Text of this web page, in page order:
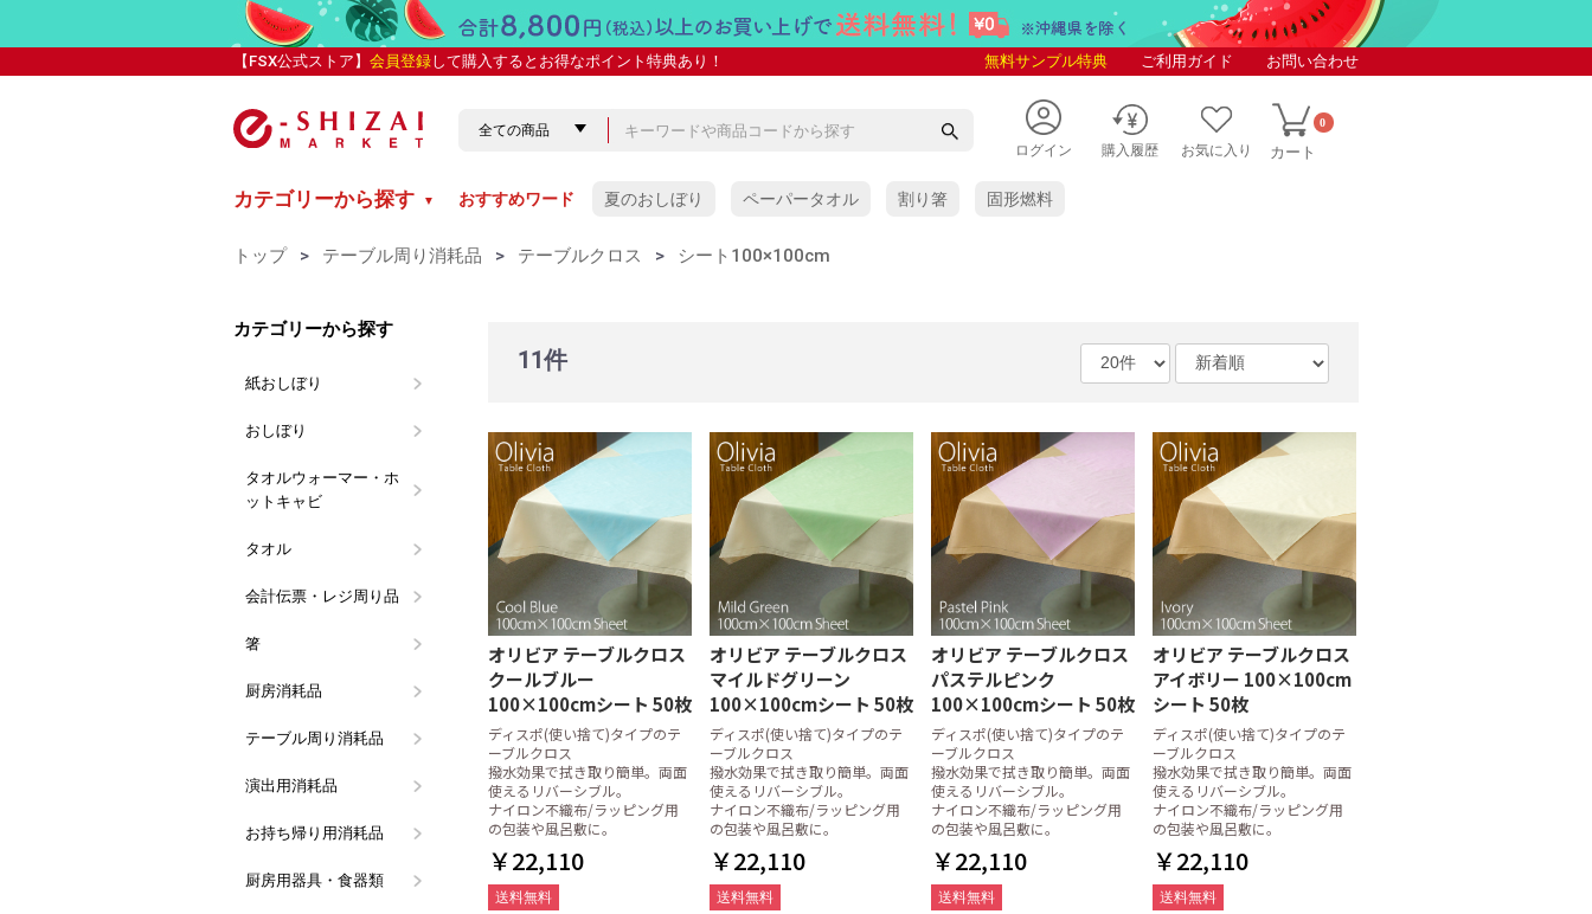
【FSX公式ストア】 会員登録して購入するとお得なポイント特典あり！ 無料サンプル特典 ご利用ガイド お問い合わせ
ログイン 購入履歴 お気に入り カート
0
カテゴリーから探す ▼ おすすめワード 夏のおしぼり ペーパータオル 割り箸 固形燃料
トップ > テーブル周り消耗品 > テーブルクロス > シート100×100cm
カテゴリーから探す
紙おしぼり
おしぼり おしぼり用タオル
LARME(おしぼり用芳香剤)
おしぼりトレー 木製おしぼりトレー
竹製おしぼりトレー
ABS樹脂製
ステンレス製
アクリル・ポリエステル樹
人工皮革製・その他の素材
イーシザイオリジナル
ワイド(多人数用)
使い切り布おしぼり
タオルウォーマー・ホ
ットキャビ
イーシザイ・オリジナル
タオル ハンドタオル
タオルハンガー
会計伝票・レジ周り品 会計伝票 複写式伝票
単式伝票
領収書・記録票・その他伝
領収書
麻雀記録帳・麻雀請求書
介護サービス記録票
その他チェックリスト等
伝票クリップ・伝票立て
レジロール 感熱紙
上質紙
ボールペン・鉛筆 0.7mm
会計・レジ周り用備品
箸 菩提樹(ぼだいじゅ)
アスペン(白楊)
竹・炭化竹
エゾ松/トド松
箸袋入り箸 1ケース(100膳)
1パック(10膳)
四角(21cm)
八角(22.5cm)
六角(23cm)
箸袋・箸帯・箸置 箸袋 日本の色シリーズ
箸袋 きものシリーズ
箸袋ハカマ
箸袋中袋
箸帯・箸巻紙
箸置・箸箱
厨房消耗品 ラップ ポリエチレン手袋
アルミホイル・クッキング
シート
キッチンペーパー
ペーパータオル 中判 (レギュラー)
小判 (エコノミー)
ペーパータオル・ティッシ
ュホルダー
中判 (レギュラー)
小判 (エコノミー)
中判小判兼用タイプ
キッチンペーパーラック
ミートペーパー・ドリップ
シート
フリーザーバッグ・保存用
ポリエチレン手袋
ラテックス手袋
厚手ビニール手袋
使い捨て手袋・厚手ビニー
ル手袋
ポリエチレン手袋
ラテックス手袋
厚手ビニール手袋
ニトリル手袋
水切りネット
マスク・ヘアキャップ ぎんなん串
鉄砲串
田楽串
のし串
ぎんなん串
鉄砲串
田楽串
のし串
松葉串
たこ糸
真空パック用ナイロンポリ
だしとり袋・アク取りシー
殺虫・防虫剤
スポンジ類
張り合わせウレタンスポン
ジ
ネットスポンジ・ゴッシュ
たわし
タワシ類 不織布たわし
布たわし
パームたわし
金たわし
その他のたわし
カウンタークロス
クロス類
その他厨房消耗品
テーブル周り消耗品 ティッシュ
ペーパーコースター
楊枝・ピンチョス
使い捨てエプロン
ストロー ストレートストロー
フレックスストロー(曲がる
ストロー)
個包装ストロー
ペーパーストロー
紙ナプキン 2/3タイプ 紙ナプキン
六つ折 紙ナプキン
四つ折 紙ナプキン
2プライ(八つ折) 紙ナプキン
紙製テーブルマット
テーブルクロス シート100×100cm
シート150×150cm
ロール100cm×100m
ロール150cm×100m
スパチュラ(使い捨て木製ヘ
使い捨てマスクケース 抗菌加工
低単価
大判サイズ
演出用消耗品 レースペーパー レースペーパー丸型
レースペーパー小判型
天ぷら敷紙
笹の葉
花火(演出用)
お持ち帰り用消耗品
使い捨てスプーン・フォー
使い捨てマドラー
フードパック・輪ゴム
タレビン
アルミカップ・グラシンケ
紙皿・紙容器・使い捨て容
紙コップ
保冷剤 ビニール タイプ
不織布 タイプ
プラカップ プラカップ本体
プラカップ専用の蓋
少量販売
耐油平袋(ファシルパック)
厨房用器具・食器類 鍋・鍋用備品・フライパン 卓上鍋
中華鍋
フライパン
寸胴鍋
円付鍋
雪平鍋
鍋用備品
三島土鍋
スキレット
ごはん鍋
その他オーブン・鍋
お玉・レードル・カス揚げ 卓上お玉
レードル
カス揚げ
シリコン調理器具
菜箸・花箸・トング・デッ
お菓子作り道具
洗浄用ラック・ボックス
計量カップ・計量スプーン
バット・ボール・ざる・卸
バット
おろし金
ボール
包丁・ナイフ・砥石・包丁
差し・まな板
秤(スケール)・温度計・キ
ッチンタイマー
炊飯ネット
調味缶・ヤクミ入れ レンゲ
とんすい・取り皿
流し周り備品 蛇口
三角コーナー
キッチンポット・保存容器 保存容器
ジップロック コンテナー
アイデア調理道具
お鍋に欠かせないグッズ
しゃもじ
その他の厨房用器具
11件
オリビア テーブルクロス
クールブルー
100×100cmシート 50枚
ディスポ(使い捨て)タイプのテ
ーブルクロス
撥水効果で拭き取り簡単。両面
使えるリバーシブル。
ナイロン不織布/ラッピング用
の包装や風呂敷に。
￥22,110
送料無料
オリビア テーブルクロス
マイルドグリーン
100×100cmシート 50枚
ディスポ(使い捨て)タイプのテ
ーブルクロス
撥水効果で拭き取り簡単。両面
使えるリバーシブル。
ナイロン不織布/ラッピング用
の包装や風呂敷に。
￥22,110
送料無料
オリビア テーブルクロス
パステルピンク
100×100cmシート 50枚
ディスポ(使い捨て)タイプのテ
ーブルクロス
撥水効果で拭き取り簡単。両面
使えるリバーシブル。
ナイロン不織布/ラッピング用
の包装や風呂敷に。
￥22,110
送料無料
オリビア テーブルクロス
アイボリー 100×100cm
シート 50枚
ディスポ(使い捨て)タイプのテ
ーブルクロス
撥水効果で拭き取り簡単。両面
使えるリバーシブル。
ナイロン不織布/ラッピング用
の包装や風呂敷に。
￥22,110
送料無料